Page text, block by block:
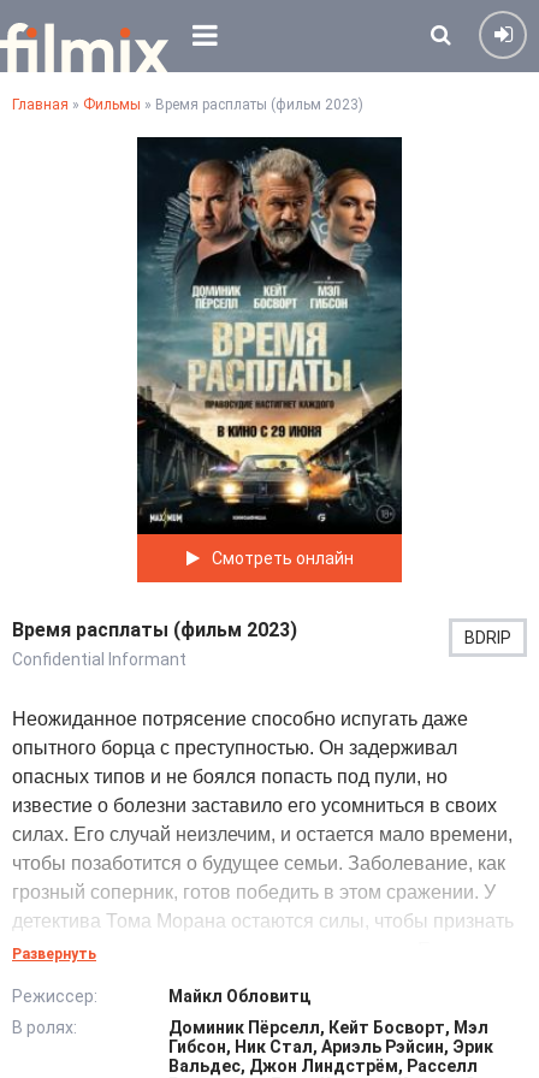
Главная » Фильмы » Время расплаты (фильм 2023)
Смотреть онлайн
Время расплаты (фильм 2023)
Confidential Informant
BDRIP
Неожиданное потрясение способно испугать даже
опытного борца с преступностью. Он задерживал
опасных типов и не боялся попасть под пули, но
известие о болезни заставило его усомниться в своих
силах. Его случай неизлечим, и остается мало времени,
чтобы позаботится о будущее семьи. Заболевание, как
грозный соперник, готов победить в этом сражении. У
детектива Тома Морана остаются силы, чтобы признать
поражение и подготовиться к последствиям. Если его
изоляции, то его родным придется заботиться о себе
самим.
Развернуть
Режиссер:
Майкл Обловитц
В ролях:
Доминик Пёрселл, Кейт Босворт, Мэл
Гибсон, Ник Стал, Ариэль Рэйсин, Эрик
Вальдес, Джон Линдстрём, Расселл